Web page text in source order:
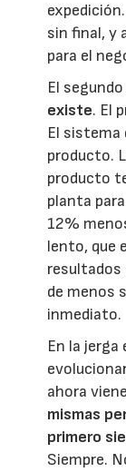
sin final, y
para el
El
existe. El
El sistema
producto.
producto
planta
12%
lento, que
resultados
de menos
inmediato.
En la
ahora
mismas
primero
Siempre.